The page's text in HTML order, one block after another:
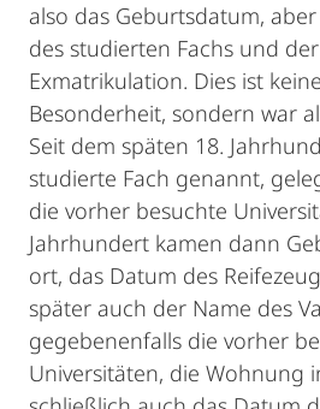
also das Geburtsdatum,
des studierten Fachs und
Exmatrikulation. Dies ist
Besonderheit, sondern war
Seit dem späten 18.
studierte Fach genannt,
die vorher besuchte
Jahrhundert kamen dann
ort, das Datum des
später auch der Name des
gegebenenfalls die vorher
Universitäten, die Wohnung